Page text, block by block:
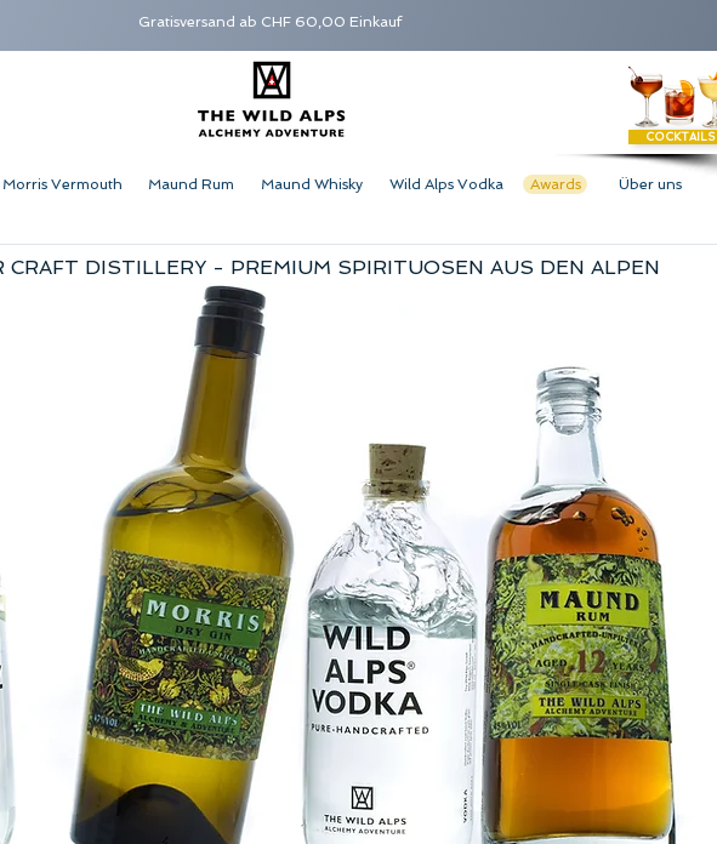
Gratisversand ab CHF 60,00 Einkauf
COCKTAILS
Morris Vermouth Maund Rum Maund Whisky Wild Alps Vodka Awards Über uns
CRAFT DISTILLERY - PREMIUM SPIRITUOSEN AUS DEN ALPEN